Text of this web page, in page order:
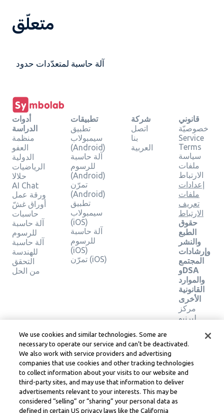
متعلّق
آلة حاسبة لمتعدّدات حدود
أدوات
الدراسة
منظمة
العفو
الدولية
الرياضيات
حلالا
AI Chat
ورقة عمل
أوراق غشّ
حاسبات
آلة حاسبة
للرسوم
آلة حاسبة
للهندسة
التحقق
من الحل
تطبيقات
تطبيق
سيمبولاب
(Android)
آلة حاسبة
للرسوم
(Android)
تمرّن
(Android)
تطبيق
سيمبولاب
(iOS)
آلة حاسبة
للرسوم
(iOS)
تمرّن (iOS)
شركة
اتصل
بنا
العربية
قانوني
خصوصيّة
Service
Terms
سياسة
ملفات
الارتباط
إعدادات
ملفات
تعريف
الارتباط
حقوق
الطبع
والنشر
وإرشادات
المجتمع
وDSA
والموارد
القانونية
الأخرى
مركز
ليرنيو
خدمة
Symbolab, a Learneo, Inc. business
© Learneo, Inc. 2024
We use cookies and similar technologies. Some are
necessary to operate our service and can’t be deactivated.
We also work with service providers and advertising
companies that use cookies and other tracking technologies
to collect information about your visits to our website and
third-party sites, and may use that information to deliver
advertisements relevant to your interests. This may be
considered “selling” or “sharing” your personal data as
defined in certain US privacy laws like the California